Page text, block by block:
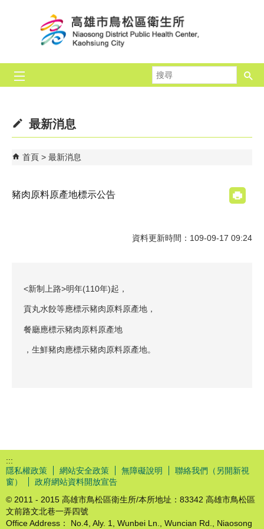
尋
最新消息
首頁 最新消息
豬肉原料原產地標示公告
資料更新時間：109-09-17 09:24
<新制上路>明年(110年)起，
貢丸水餃等應標示豬肉原料原產地，
餐廳應標示豬肉原料原產地
，生鮮豬肉應標示豬肉原料原產地。
:::
隱私權政策
網站安全政策 無障礙說明
聯絡我們（另開新視
窗）
政府網站資料開放宣告
© 2011 - 2015 高雄市鳥松區衛生所/本所地址：83342 高雄市鳥松區
文前路文北巷一弄四號
Office Address： No.4, Aly. 1, Wunbei Ln., Wuncian Rd., Niaosong